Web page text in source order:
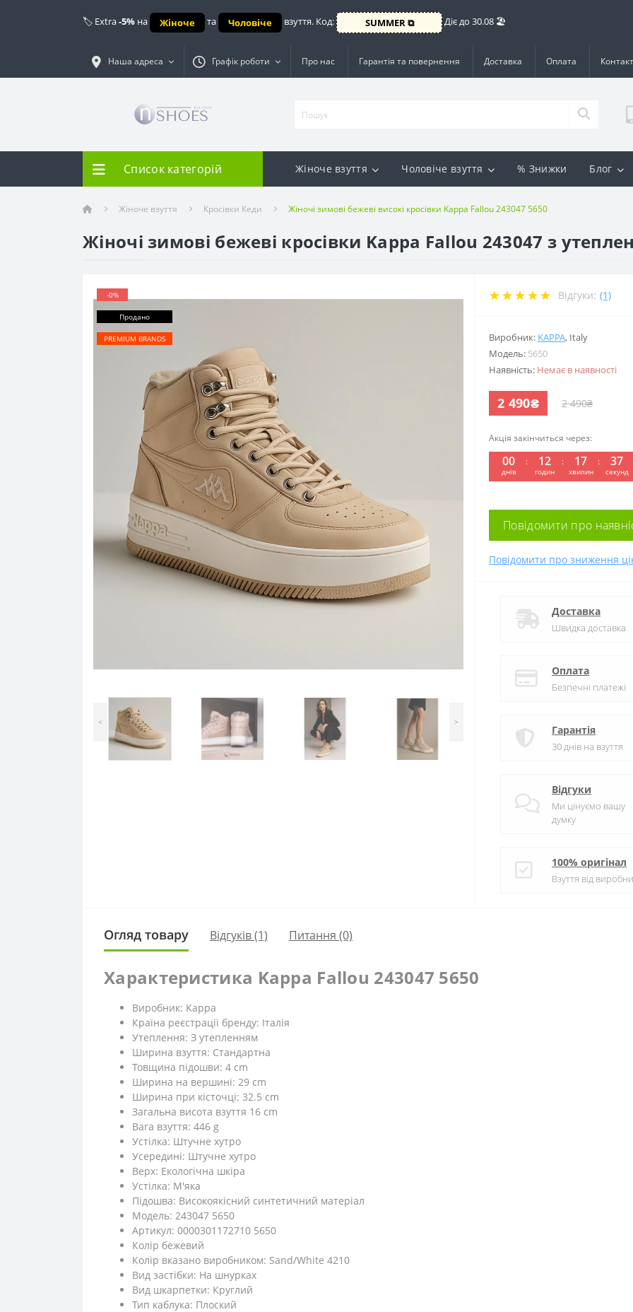
🏷️ Extra-5% на Жіноче та Чоловіче взуття. Код: SUMMER ⧉ Діє до 30.08 🏖️
Наша адреса Графік роботи Про нас Гарантія та повернення Доставка Оплата
Список категорій Жіноче взуття Чоловіче взуття % Знижки Блог
Жіноче взуття Кросівки Кеди Жіночі зимові бежеві високі кросівки Kappa Fallou 243047 5650
Жіночі зимові бежеві кросівки Kappa Fallou 243047 з
-0%
Продано
PREMIUM BRANDS
< >
Відгуки: (1)
Виробник: KAPPA, Italy
Модель: 5650
Наявність: Немає в наявності
2 490₴ 2 490₴
Акція закінчиться через:
00
днів
: 12
годин
: 17
хвилин
: 36
секунд
Повідомити про
Повідомити про зниження
Доставка
Швидка доставка
Оплата
Безпечні платежі
Гарантія
30 днів на взуття
Відгуки
Ми цінуємо вашу
думку
100% оригінал
Взуття від
Огляд товару Відгуків (1) Питання (0)
Характеристика Kappa Fallou 243047 5650
Виробник: Kappa
Країна реєстрації бренду: Італія
Утеплення: З утепленням
Ширина взуття: Стандартна
Товщина підошви: 4 cm
Ширина на вершині: 29 cm
Ширина при кісточці: 32.5 cm
Загальна висота взуття 16 cm
Вага взуття: 446 g
Устілка: Штучне хутро
Усередині: Штучне хутро
Верх: Екологічна шкіра
Устілка: М'яка
Підошва: Високоякісний синтетичний матеріал
Модель: 243047 5650
Артикул: 0000301172710 5650
Колір бежевий
Колір вказано виробником: Sand/White 4210
Вид застібки: На шнурках
Вид шкарпетки: Круглий
Тип каблука: Плоский